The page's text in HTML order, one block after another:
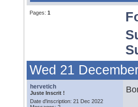
Pages: 1
Wed 21
hervetich
Juste Inscrit !
Date d'inscription: 21 Dec 2022